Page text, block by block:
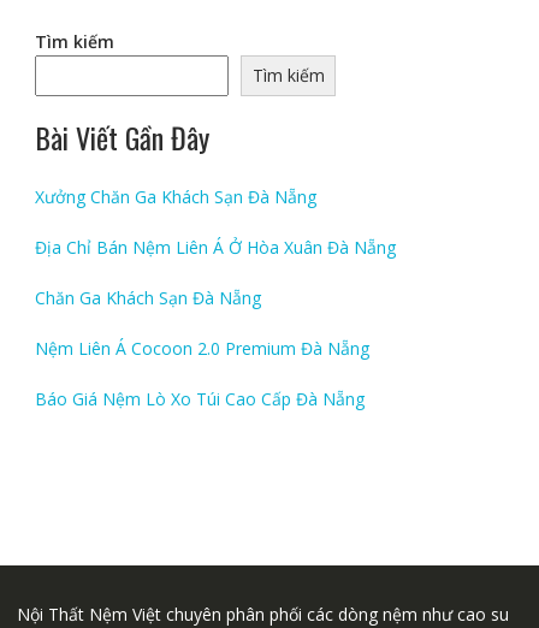
Tìm kiếm
Tìm kiếm
Bài Viết Gần Đây
Xưởng Chăn Ga Khách Sạn Đà Nẵng
Địa Chỉ Bán Nệm Liên Á Ở Hòa Xuân Đà Nẵng
Chăn Ga Khách Sạn Đà Nẵng
Nệm Liên Á Cocoon 2.0 Premium Đà Nẵng
Báo Giá Nệm Lò Xo Túi Cao Cấp Đà Nẵng
Nội Thất Nệm Việt chuyên phân phối các dòng nệm như cao su